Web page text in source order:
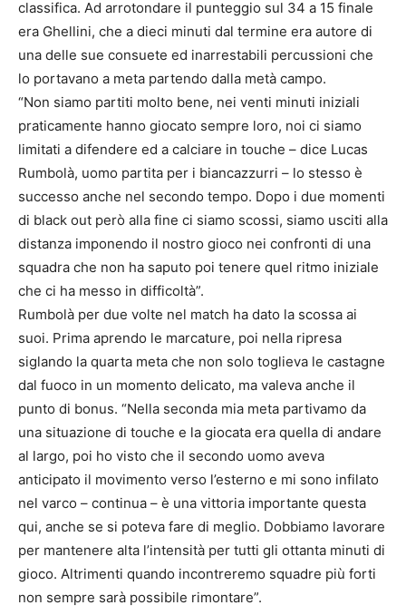
classifica. Ad arrotondare il punteggio sul 34 a 15 finale
era Ghellini, che a dieci minuti dal termine era autore di
una delle sue consuete ed inarrestabili percussioni che
lo portavano a meta partendo dalla metà campo.
“Non siamo partiti molto bene, nei venti minuti iniziali
praticamente hanno giocato sempre loro, noi ci siamo
limitati a difendere ed a calciare in touche – dice Lucas
Rumbolà, uomo partita per i biancazzurri – lo stesso è
successo anche nel secondo tempo. Dopo i due momenti
di black out però alla fine ci siamo scossi, siamo usciti alla
distanza imponendo il nostro gioco nei confronti di una
squadra che non ha saputo poi tenere quel ritmo iniziale
che ci ha messo in difficoltà”.
Rumbolà per due volte nel match ha dato la scossa ai
suoi. Prima aprendo le marcature, poi nella ripresa
siglando la quarta meta che non solo toglieva le castagne
dal fuoco in un momento delicato, ma valeva anche il
punto di bonus. “Nella seconda mia meta partivamo da
una situazione di touche e la giocata era quella di andare
al largo, poi ho visto che il secondo uomo aveva
anticipato il movimento verso l’esterno e mi sono infilato
nel varco – continua – è una vittoria importante questa
qui, anche se si poteva fare di meglio. Dobbiamo lavorare
per mantenere alta l’intensità per tutti gli ottanta minuti di
gioco. Altrimenti quando incontreremo squadre più forti
non sempre sarà possibile rimontare”.